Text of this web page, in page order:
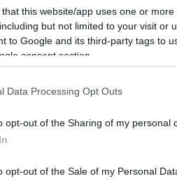
that this website/app uses one or
but not limited to your visit or
to Google and its third-party tags to
consent section.
Data Processing Opt Outs
opt-out of the Sharing of my personal
opt-out of the Sale of my Personal
σε δομημένη
εσόδων από
μεταξύ άλλων, από
εκδόθηκε σε βάρος
σύλληψης και
οι προβλεπόμενες